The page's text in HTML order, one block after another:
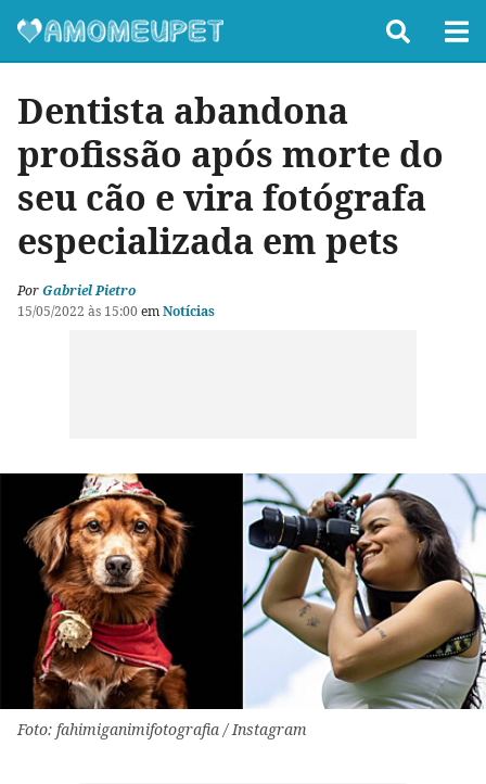
Dentista abandona
profissão após morte do
seu cão e vira fotógrafa
especializada em pets
PorGabriel Pietro
15/05/2022 às 15:00 emNotícias
Foto: fahimiganimifotografia / Instagram